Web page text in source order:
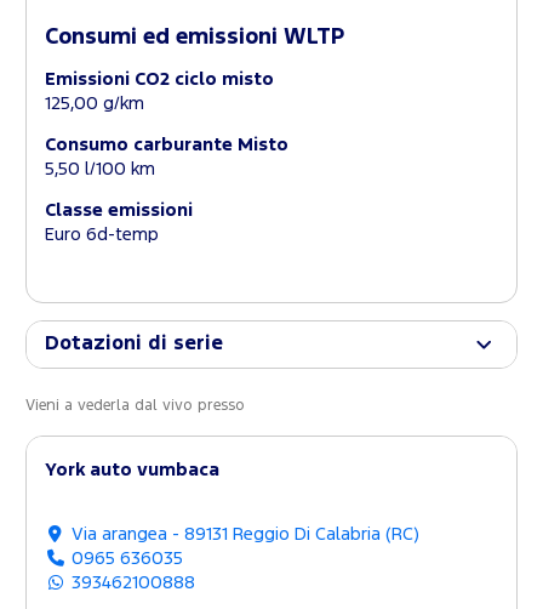
Consumi ed emissioni WLTP
Emissioni CO2 ciclo misto
125,00 g/km
Consumo carburante Misto
5,50 l/100 km
Classe emissioni
Euro 6d-temp
Dotazioni di serie
Vieni a vederla dal vivo presso
York auto vumbaca
Via arangea - 89131 Reggio Di Calabria (RC)
0965 636035
393462100888